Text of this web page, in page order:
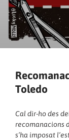
Toledo
Cal dir-ho des
recomanacions
s’ha imposat